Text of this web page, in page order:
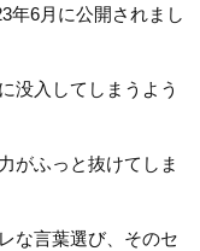
年6月に公開されまし
没入してしまうよう
がふっと抜けてしま
な言葉選び、そのセ